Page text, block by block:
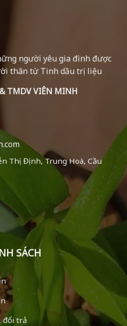
người yêu gia đình được
thân từ Tinh dầu trị liệu
TMDV VIÊN MINH
Thị Định, Trung Hoà, Cầu
SÁCH
đổi trả